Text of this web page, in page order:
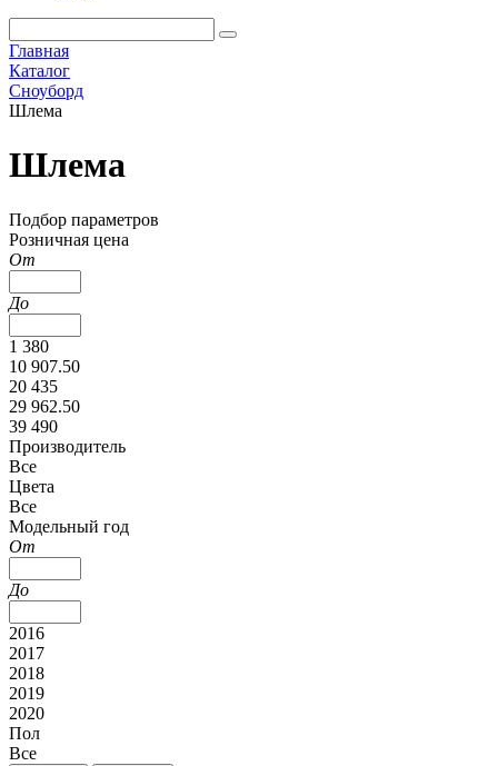
Главная
Каталог
Сноуборд
Шлема
Шлема
Подбор параметров
Розничная цена
От
До
1 380
10 907.50
20 435
29 962.50
39 490
Производитель
Все
Цвета
Все
Модельный год
От
До
2016
2017
2018
2019
2020
Пол
Все